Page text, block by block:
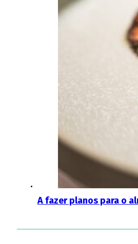
A fazer planos para o